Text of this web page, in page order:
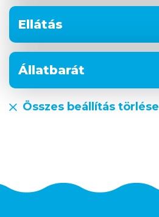
Ellátás
Állatbarát
Összes beállítás törlése